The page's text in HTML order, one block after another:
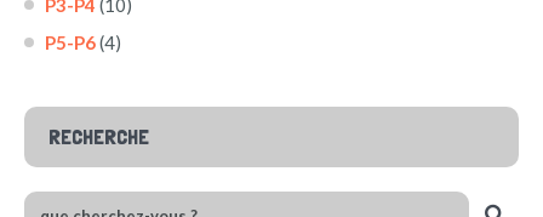
P3-P4 (10)
P5-P6(4)
RECHERCHE